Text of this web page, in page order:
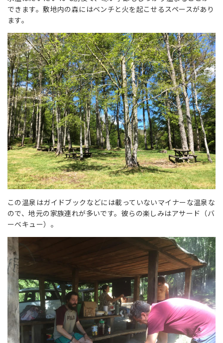
できます。敷地内の森にはベンチと火を起こせるスペースがあり
ます。
この温泉はガイドブックなどには載っていないマイナーな温泉な
ので、地元の家族連れが多いです。彼らの楽しみはアサード（バ
ーベキュー）。